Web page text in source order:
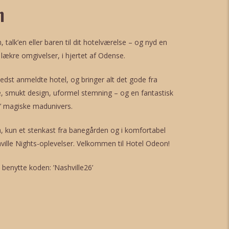
talk’en eller baren til dit hotelværelse – og nyd en
omgivelser, i hjertet af Odense.
anmeldte hotel, og bringer alt det gode fra
smukt design, uformel stemning – og en fantastisk
madunivers.
kun et stenkast fra banegården og i komfortabel
Nights-oplevelser. Velkommen til Hotel Odeon!
koden: ’Nashville26’